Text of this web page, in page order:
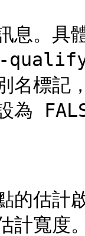
息。具
qualify
名標記
為
的估計
計寬度